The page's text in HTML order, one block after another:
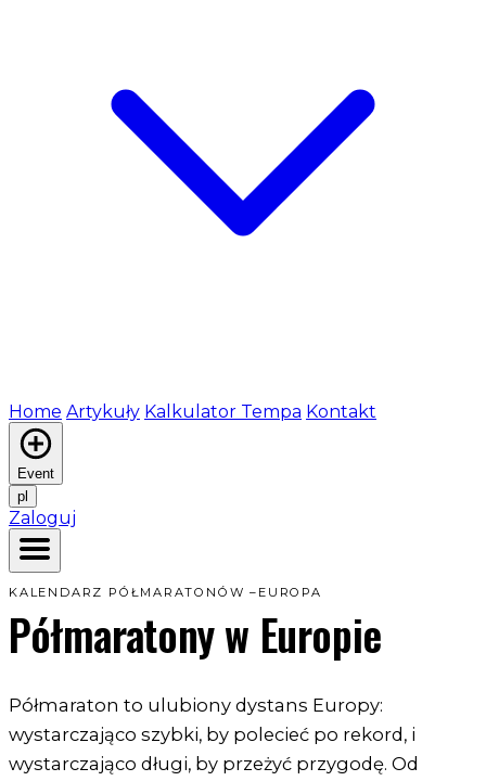
Home Artykuły Kalkulator Tempa Kontakt
Event
pl
Zaloguj
KALENDARZ PÓŁMARATONÓW – EUROPA
Półmaratonyw Europie
Półmaraton to ulubiony dystans Europy:
wystarczająco szybki, by polecieć po rekord, i
wystarczająco długi, by przeżyć przygodę. Od